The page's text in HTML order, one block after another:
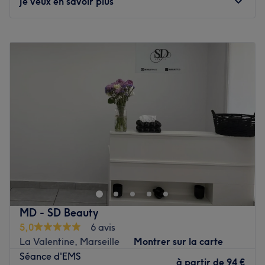
L'équipe des experts s'investit pleinement pour garantir
une expérience agréable et satisfaisante pour chaque
L’atmosphère : une ambiance cocooning, zen et classe
pour un profond moment de détente.
Fermé
situé dans le quartier Saint-Loup, dans le 10ᵉ
professionnelles vous propose une large gamme de
prestations : Lifting Colombien, séance de
madérothérapie, lipocavitation, soins du visage, ou
encore beauté du regard. Si vous souhaitez vous
débarrasser de certains de vos complexes et révéler votre
beauté naturelle, Booty Full Institut est l'institut qu'il vous
MD - SD Beauty
5,0
6 avis
La Valentine, Marseille
Montrer sur la carte
Séance d'EMS
à partir de 94 €